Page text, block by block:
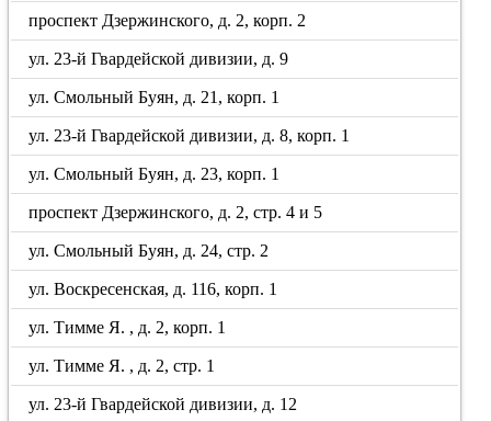
проспект Дзержинского, д. 2, корп. 2
ул. 23-й Гвардейской дивизии, д. 9
ул. Смольный Буян, д. 21, корп. 1
ул. 23-й Гвардейской дивизии, д. 8, корп. 1
ул. Смольный Буян, д. 23, корп. 1
проспект Дзержинского, д. 2, стр. 4 и 5
ул. Смольный Буян, д. 24, стр. 2
ул. Воскресенская, д. 116, корп. 1
ул. Тимме Я. , д. 2, корп. 1
ул. Тимме Я. , д. 2, стр. 1
ул. 23-й Гвардейской дивизии, д. 12